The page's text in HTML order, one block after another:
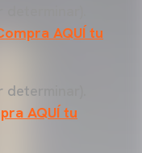
AQUÍ tu
AQUÍ tu